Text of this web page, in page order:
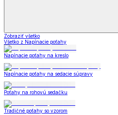
Zobraziť všetko
Všetko z Napínacie poťahy
Napínacie poťahy na kreslo
Napínacie poťahy na sedacie súpravy
Poťahy na rohovú sedačku
Tradičné poťahy so vzorom